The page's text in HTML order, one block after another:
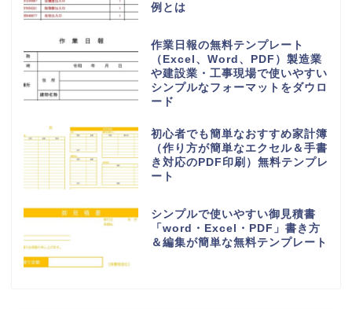
例とは
作業日報の無料テンプレート
（Excel、Word、PDF）製造業
や建設業・工事現場で使いやすい
シンプルなフォーマットをダウロ
ード
初心者でも簡単なおすすめ家計簿
（作り方が簡単なエクセル＆手書
き対応のPDF印刷）無料テンプレ
ート
シンプルで使いやすい御見積書
「word・Excel・PDF」書き方
＆編集が簡単な無料テンプレート